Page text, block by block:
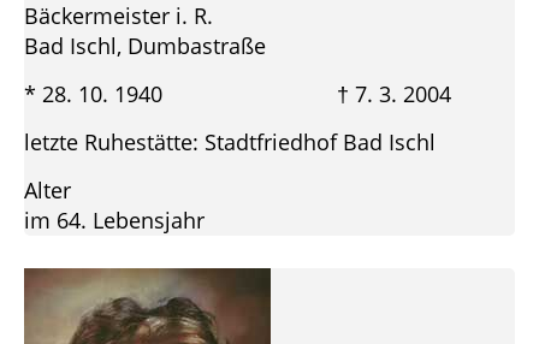
Bäckermeister i. R.
Bad Ischl, Dumbastraße
* 28. 10. 1940 † 7. 3. 2004
letzte Ruhestätte: Stadtfriedhof Bad Ischl
Alter
im 64. Lebensjahr